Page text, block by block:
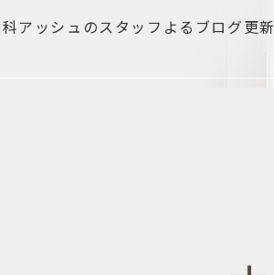
アッシュのスタッフよるブログ更新